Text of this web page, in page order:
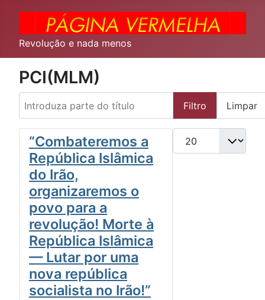
Revolução e nada menos
PCI(MLM)
Introduza parte do título
Filtro Limpar
Qtd. a exibir
“Combateremos a
República Islâmica
do Irão,
organizaremos o
povo para a
revolução! Morte à
República Islâmica
— Lutar por uma
nova república
socialista no Irão!”